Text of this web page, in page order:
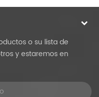
o su lista de
y estaremos en